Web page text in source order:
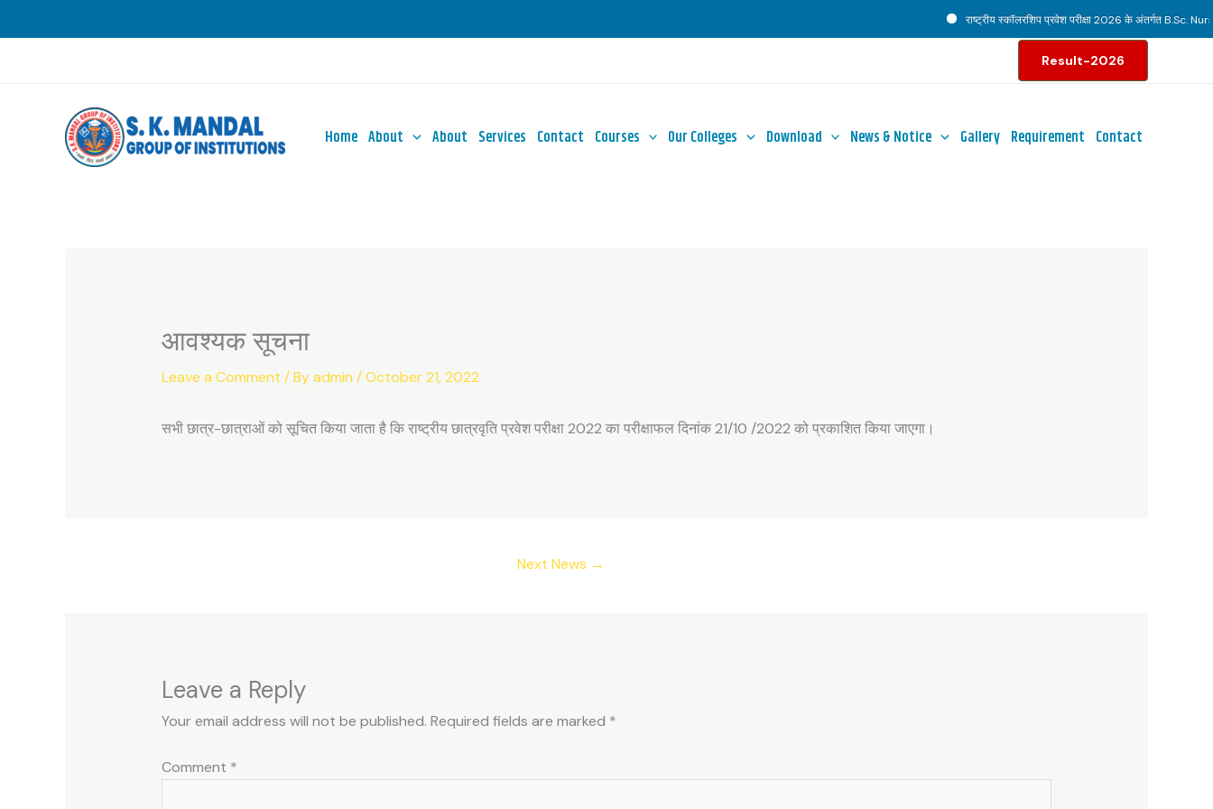
राष्ट्रीय स्कॉलरशिप प्रवेश परीक्षा 2026 के अंतर्गत B.Sc.
to
Result-2026
Home About About Services Contact Courses Our Colleges Download News & Notice Gallery Requirement Contact
आवश्यक सूचना
Leave a Comment / Byadmin /October 21, 2022
सभी छात्र-छात्राओं को सूचित किया जाता है कि राष्ट्रीय छात्रवृति प्रवेश परीक्षा 2022 का परीक्षाफल दिनांक 21/10 /2022 को प्रकाशित किया जाएगा।
Next News →
Leave a Reply
Your email address will not be published. Required fields are marked *
Comment *